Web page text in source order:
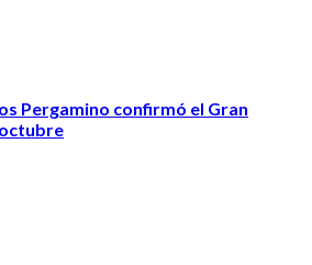
Pergamino confirmó el Gran